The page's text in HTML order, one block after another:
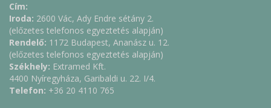
Cím:
Iroda: 2600 Vác, Ady Endre sétány 2.
(előzetes telefonos egyeztetés alapján)
Rendelő: 1172 Budapest, Ananász u. 12.
(előzetes telefonos egyeztetés alapján)
Székhely: Extramed Kft.
4400 Nyíregyháza, Garibaldi u. 22. I/4.
Telefon: +36 20 4110 765